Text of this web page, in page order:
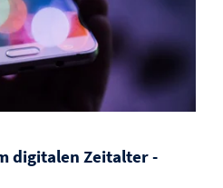
digitalen Zeitalter -